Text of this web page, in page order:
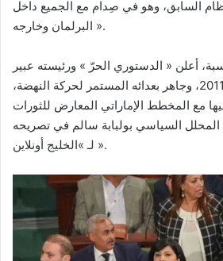
السابق، وهو في صِدام مع الجميع داخل
البرلمان وخارجه ».
أعلن « الدستوري الحرّ » ورئيسته عبير
موسي، مناهضة ثورة 2011، وجاهر بعدائه المستمر لحركة النهضة،
مع المخطط الإماراتي المعارض للثورات
المحلل السياسي بولبابة سالم في تصريحه
لـ »الخليج أونلاين ».